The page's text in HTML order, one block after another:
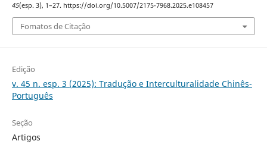
45(esp. 3), 1–27. https://doi.org/10.5007/2175-7968.2025.e108457
Fomatos de Citação
Edição
v. 45 n. esp. 3 (2025): Tradução e Interculturalidade Chinês-
Português
Seção
Artigos